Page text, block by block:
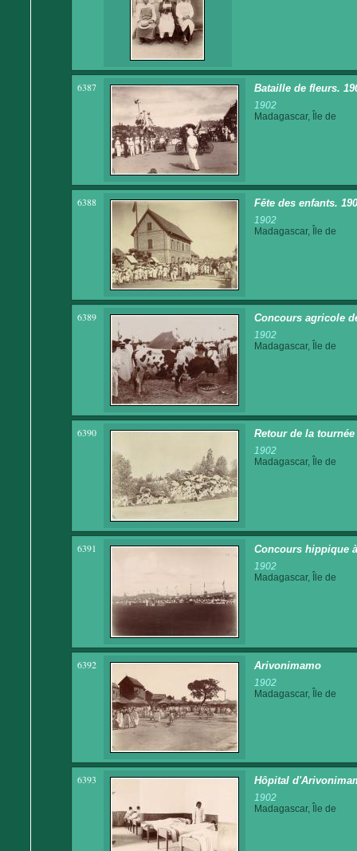
6387 Bataille de fleurs.
1902
Madagascar, Île de
6388 Fête des enfants.
1902
Madagascar, Île de
6389 Concours agricole
1902
Madagascar, Île de
6390 Retour de la tournée
1902
Madagascar, Île de
6391 Concours hippique
1902
Madagascar, Île de
6392 Arivonimamo
1902
Madagascar, Île de
6393 Hôpital
1902
Madagascar, Île de